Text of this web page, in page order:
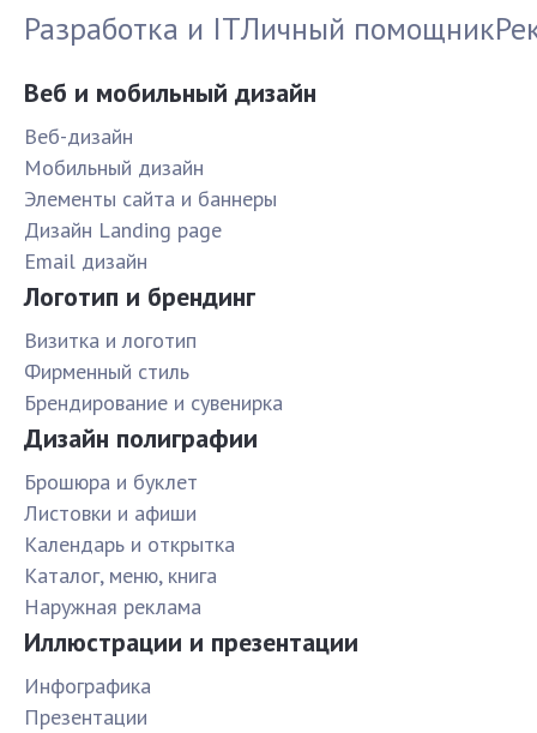
Разработка и ITЛичный помощник
Веб и мобильный дизайн
Веб-дизайн
Мобильный дизайн
Элементы сайта и баннеры
Дизайн Landing page
Email дизайн
Логотип и брендинг
Визитка и логотип
Фирменный стиль
Брендирование и сувенирка
Дизайн полиграфии
Брошюра и буклет
Листовки и афиши
Календарь и открытка
Каталог, меню, книга
Наружная реклама
Иллюстрации и презентации
Инфографика
Презентации